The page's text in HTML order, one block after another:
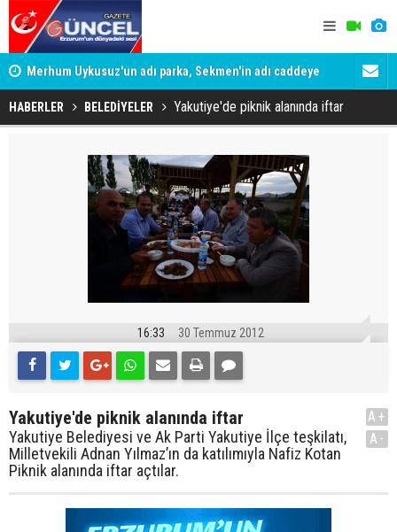
Merhum Uykusuz'un adı parka, Sekmen'in adı caddeye
verildi Gözaltına
HABERLER BELEDİYELER Yakutiye'de piknik alanında iftar
16:33 30 Temmuz 2012
Yakutiye'de piknik alanında iftar
Yakutiye Belediyesi ve Ak Parti Yakutiye İlçe teşkilatı,
Milletvekili Adnan Yılmaz’ın da katılımıyla Nafiz Kotan
Piknik alanında iftar açtılar.
A+
A-